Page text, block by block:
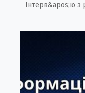
Інтерв&apos;ю